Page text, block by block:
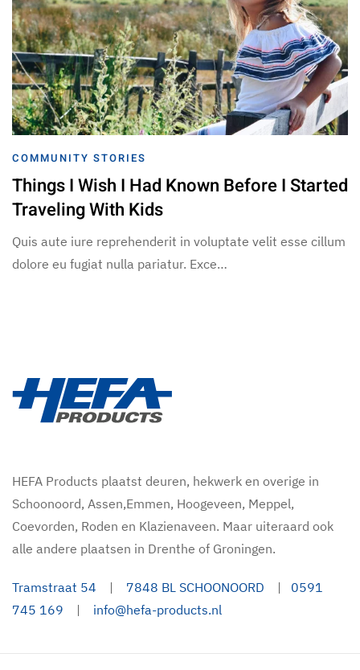
COMMUNITY STORIES
Things I Wish I Had Known Before I Started
Traveling With Kids
Quis aute iure reprehenderit in voluptate velit esse cillum
dolore eu fugiat nulla pariatur. Exce…
HEFA Products plaatst deuren, hekwerk en overige in
Schoonoord, Assen,Emmen, Hoogeveen, Meppel,
Coevorden, Roden en Klazienaveen. Maar uiteraard ook
alle andere plaatsen in Drenthe of Groningen.
Tramstraat 54 | 7848 BL SCHOONOORD | 0591
745 169 | info@hefa-products.nl